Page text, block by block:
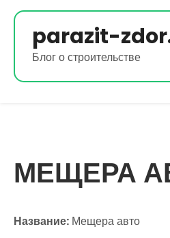
Перейти
содержимомуparazit-
Блог о строительстве
МЕЩЕРА
Название: Мещера авто